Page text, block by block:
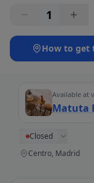
1
How to get
Available at
Matuta
Closed
Centro, Madrid